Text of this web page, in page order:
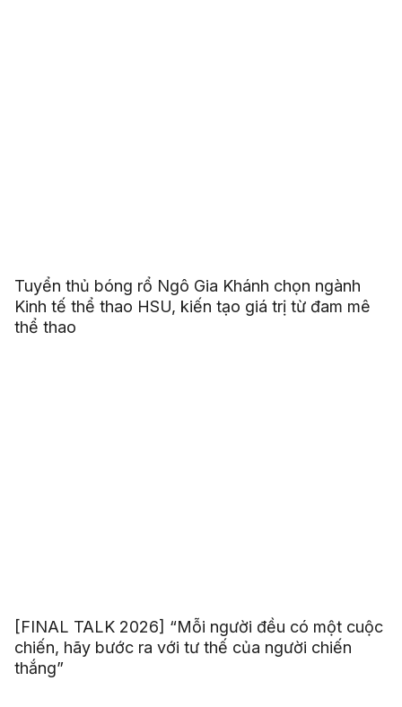
Tuyển thủ bóng rổ Ngô Gia Khánh chọn ngành
Kinh tế thể thao HSU, kiến tạo giá trị từ đam mê
thể thao
[FINAL TALK 2026] “Mỗi người đều có một cuộc
chiến, hãy bước ra với tư thế của người chiến
thắng”